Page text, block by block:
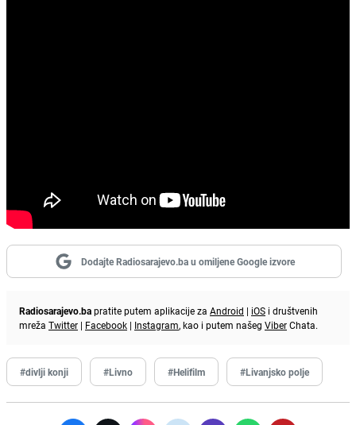
Dodajte Radiosarajevo.ba u omiljene Google izvore
Radiosarajevo.bapratite putem aplikacije za Android | iOS i društvenih
mreža Twitter | Facebook | Instagram, kao i putem našeg ViberChata.
#divlji konji #Livno #Helifilm #Livanjsko polje